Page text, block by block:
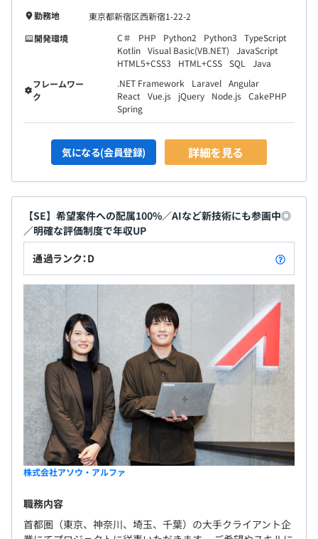
勤務地
東京都新宿区西新宿1-22-2
開発環境
C＃ PHP Python2 Python3
TypeScript
Kotlin Visual Basic(VB.NET)
JavaScript
HTML5+CSS3
HTML+CSS SQL
Java
フレームワー
ク
.NET Framework Laravel Angular
React
Vue.js jQuery Node.js CakePHP
Spring
気になる(会員登録) 詳細を見る
【SE】希望案件への配属100%／AIなど新技術にも参画中◎
／明確な評価制度で年収UP
通過ランク：D
株式会社アソウ・アルファ
職務内容
首都圏（東京、神奈川、埼玉、千葉）の大手クライアント企